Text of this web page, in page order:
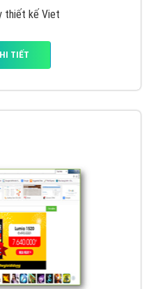
thiết kế Viet
TIẾT